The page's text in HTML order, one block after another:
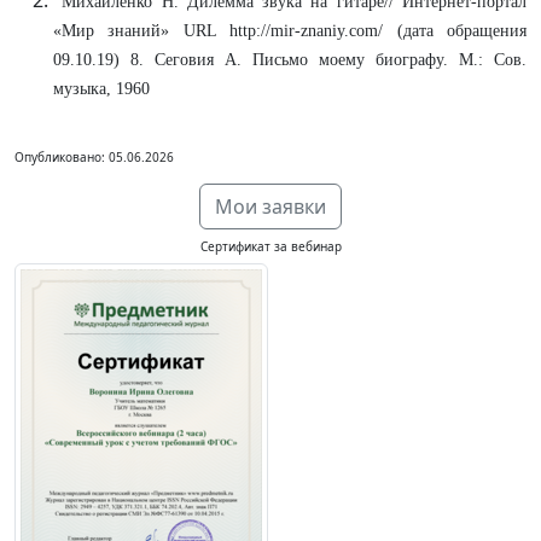
«Мир знаний» URL http://mir-znaniy.com/ (дата обращения
09.10.19) 8. Сеговия А. Письмо моему биографу. М.: Сов.
музыка, 1960
Опубликовано: 05.06.2026
Мои заявки
Сертификат за вебинар